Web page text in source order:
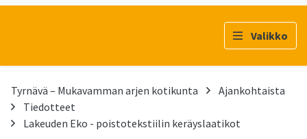
Valikko
Tyrnävä – Mukavamman arjen kotikunta
Ajankohtaista
Tiedotteet
Lakeuden Eko - poistotekstiilin keräyslaatikot